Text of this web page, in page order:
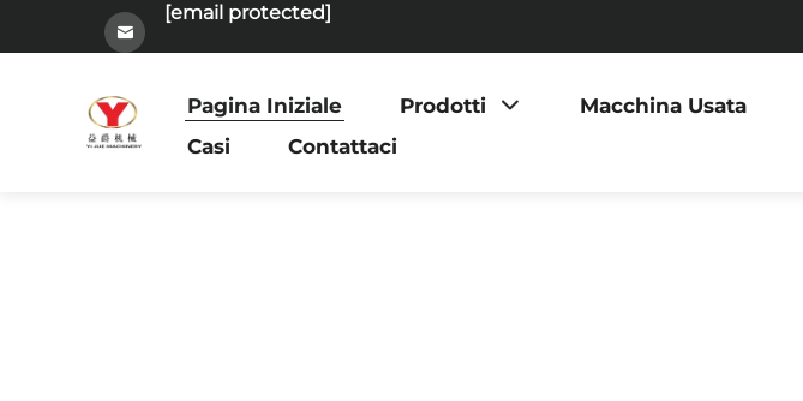
[email protected]
Pagina Iniziale Prodotti Macchina Usata
Casi
Contattaci